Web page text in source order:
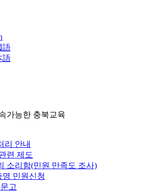
語
語
가능한 충북교육
리 안내
련 제도
소리함(민원 만족도 조사)
명 민원신청
고